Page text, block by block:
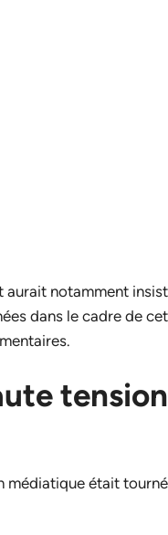
notamment
dans le cadre de
était